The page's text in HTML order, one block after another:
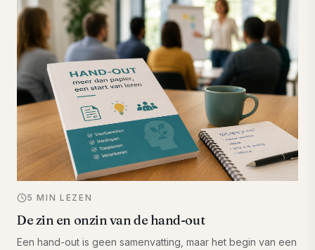
5 MIN LEZEN
De zin en onzin van de hand-out
Een hand-out is geen samenvatting, maar het begin van een